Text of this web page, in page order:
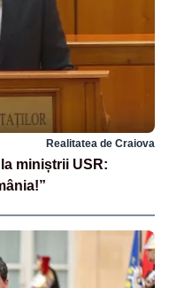
Realitatea de Craiova
miniștrii USR: